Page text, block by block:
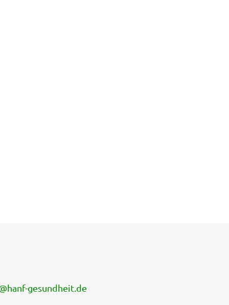
hanf-gesundheit.de